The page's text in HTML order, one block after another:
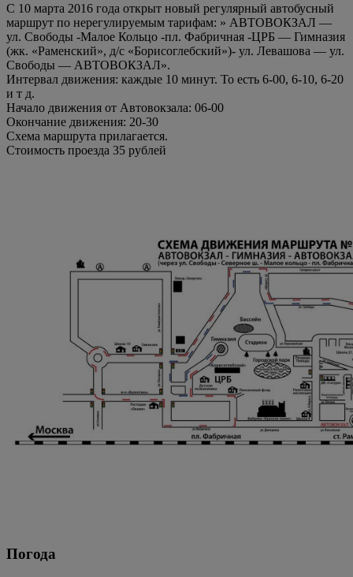
С 10 марта 2016 года открыт новый регулярный автобусный
маршрут по нерегулируемым тарифам: » АВТОВОКЗАЛ —
ул. Свободы -Малое Кольцо -пл. Фабричная -ЦРБ — Гимназия
(жк. «Раменский», д/с «Борисоглебский»)- ул. Левашова — ул.
Свободы — АВТОВОКЗАЛ».
Интервал движения: каждые 10 минут. То есть 6-00, 6-10, 6-20
и т д.
Начало движения от Автовокзала: 06-00
Окончание движения: 20-30
Схема маршрута прилагается.
Стоимость проезда 35 рублей
Погода